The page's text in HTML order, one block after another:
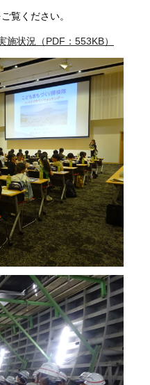
覧ください。
状況（PDF：553KB）